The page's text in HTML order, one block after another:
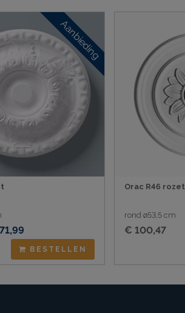
Aanbieding
BESTELLEN
Orac R46 rozet
rond ø53,5 cm
€ 100,47